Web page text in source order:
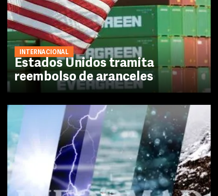
INTERNACIONAL
Estados Unidos tramita
reembolso de aranceles